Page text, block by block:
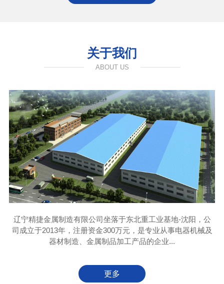
关于我们
ABOUT US
辽宁精捷金属制造有限公司坐落于东北重工业基地-沈阳，公
司成立于2013年，注册资金300万元，是专业从事电器机械及
器材制造、金属制品加工产品的企业...
更多